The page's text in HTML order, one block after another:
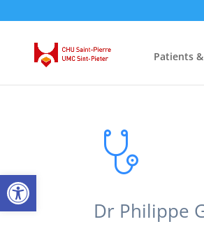
Ouvrir la barre d’outils
Patients
Dr Philippe